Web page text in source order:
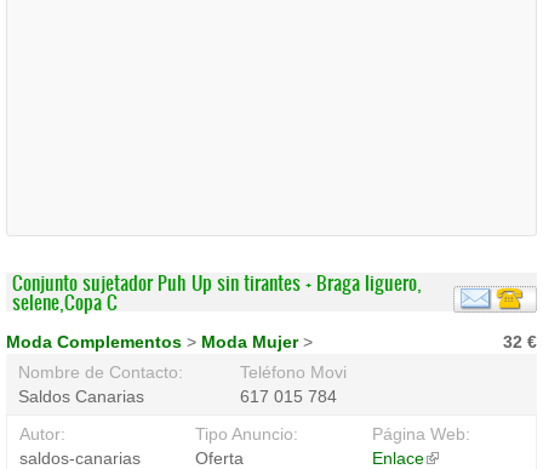
Conjunto sujetador Puh Up sin tirantes + Braga liguero,
selene,Copa C
32 €
Moda Complementos > Moda Mujer>
Nombre de Contacto:
Saldos Canarias
Teléfono Movil:
617 015 784
Autor:
saldos-canarias
Tipo Anuncio:
Oferta
Página Web:
Enlace(link